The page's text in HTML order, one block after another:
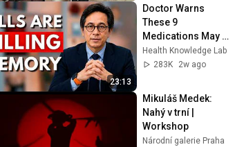
23:13
Doctor Warns
These 9
Medications May
Cause Memory
Loss After 60 - Dr.
Health Knowledge Lab
283K
2w ago
Mikuláš Medek:
Nahý v trní |
Workshop
Národní galerie Praha